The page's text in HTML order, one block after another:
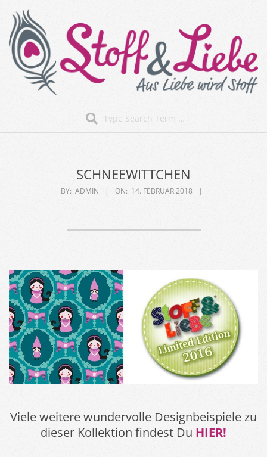
content
Stoff&Liebe
SCHNEEWITTCHEN
BY: ADMIN ON: 14. FEBRUAR 2018
Viele weitere wundervolle Designbeispiele zu
dieser Kollektion findest Du HIER!